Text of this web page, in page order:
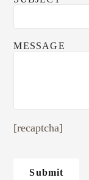
MESSAGE
[recaptcha]